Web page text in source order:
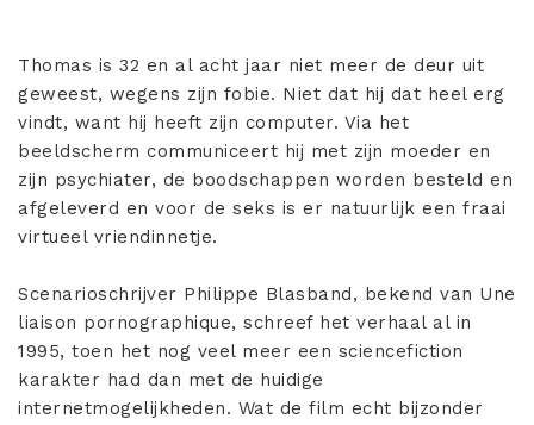
Thomas is 32 en al acht jaar niet meer de deur uit
geweest, wegens zijn fobie. Niet dat hij dat heel erg
vindt, want hij heeft zijn computer. Via het
beeldscherm communiceert hij met zijn moeder en
zijn psychiater, de boodschappen worden besteld en
afgeleverd en voor de seks is er natuurlijk een fraai
virtueel vriendinnetje.
Scenarioschrijver Philippe Blasband, bekend van Une
liaison pornographique, schreef het verhaal al in
1995, toen het nog veel meer een sciencefiction
karakter had dan met de huidige
internetmogelijkheden. Wat de film echt bijzonder